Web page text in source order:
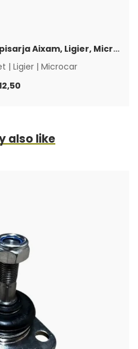
Etujarrusatulan liukutappisarja Aixam, Ligier, Microcar & Chatenet
| Ligier| Microcar
also like